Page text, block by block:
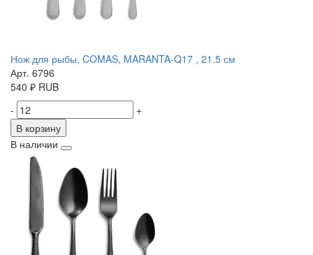
Нож для рыбы, COMAS, MARANTA-Q17 , 21.5 см
Арт. 6796
540 ₽ RUB
-
+
В корзину
В наличии